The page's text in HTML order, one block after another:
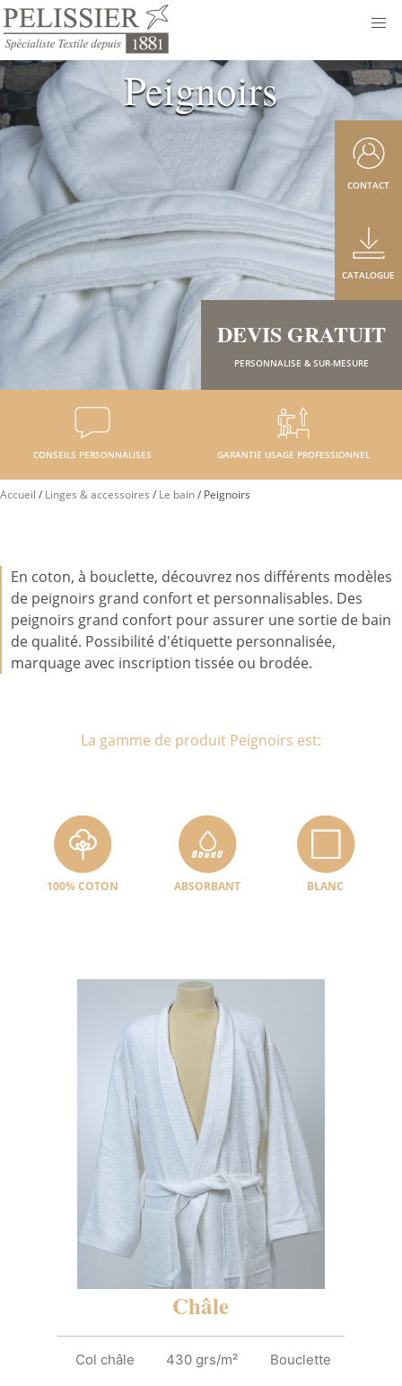
Peignoirs
CONSEILS PERSONNALISES GARANTIE USAGE PROFESSIONNEL
DEVIS GRATUIT
PERSONNALISE & SUR-MESURE
CATALOGUE
CONTACT
Accueil / Linges & accessoires / Le bain/ Peignoirs
En coton, à bouclette, découvrez nos différents modèles
de peignoirs grand confort et personnalisables. Des
peignoirs grand confort pour assurer une sortie de bain
de qualité. Possibilité d'étiquette personnalisée,
marquage avec inscription tissée ou brodée.
La gamme de produit Peignoirs est:
100% COTON ABSORBANT BLANC
Châle
Col châle 430 grs/m² Bouclette